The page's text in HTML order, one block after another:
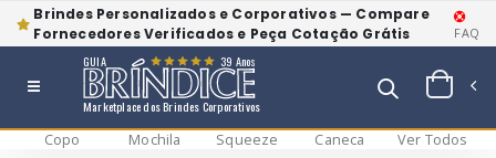
Brindes Personalizados e Corporativos — Compare
Fornecedores Verificados e Peça Cotação Grátis
FAQ
Marketplace dos Brindes Corporativos
GUIA 39 Anos
Copo Mochila Squeeze Caneca Ver Todos